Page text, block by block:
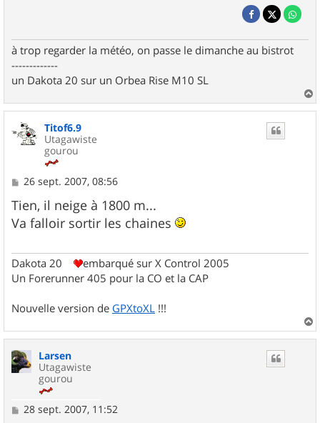
à trop regarder la météo, on passe le dimanche au bistrot
-------------
un Dakota 20 sur un Orbea Rise M10 SL
a
u
Titof6.9
Utagawiste
gourou
M
s
s
a
26 sept. 2007, 08:56
Tien, il neige à 1800 m...
Va falloir sortir les chaines
Dakota 20
embarqué sur X Control 2005
Un Forerunner 405 pour la CO et la CAP
Nouvelle version de GPXtoXL !!!
a
Larsen
Utagawiste
gourou
M
28 sept. 2007, 11:52